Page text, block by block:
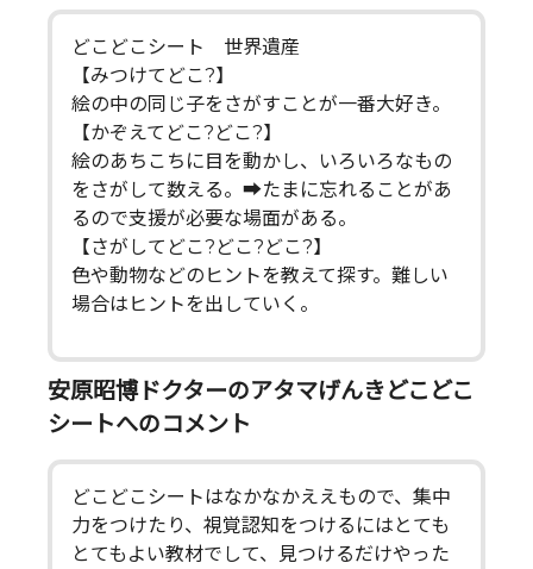
どこどこシート 世界遺産
【みつけてどこ?】
絵の中の同じ子をさがすことが一番大好き。
【かぞえてどこ?どこ?】
絵のあちこちに目を動かし、いろいろなもの
をさがして数える。➡たまに忘れることがあ
るので支援が必要な場面がある。
【さがしてどこ?どこ?どこ?】
色や動物などのヒントを教えて探す。難しい
場合はヒントを出していく。
安原昭博ドクターのアタマげんきどこどこ
シートへのコメント
どこどこシートはなかなかええもので、集中
力をつけたり、視覚認知をつけるにはとても
とてもよい教材でして、見つけるだけやった